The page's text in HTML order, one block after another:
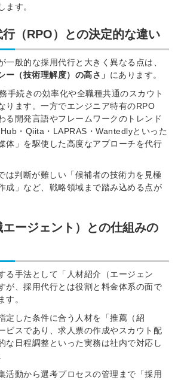
ます。
（RPO）との決定的な違い
一般的な採用代行と大きく異なる点は、
ー（技術理解度）の高さ」 にあります。
手続きの効率化や全職種共通のスカウト
ります。一方でエンジニア特有のRPO
る開発言語やフレームワークのトレンド
・Qiita・LAPRAS・Wantedlyといった
体」を駆使した高度なアプローチを代行
は判断が難しい「候補者の技術力を見極
成」など、戦略領域まで踏み込める点が
エージェント）との仕組みの
る手法として「人材紹介（エージェン
が、採用代行とは役割と料金体系の面で
す。
定した条件に合う人材を「推薦（紹
ビスであり、求人票の作成やスカウト配
な日程調整といった実務は社内で対応し
活動から選考プロセスの管理まで「採用